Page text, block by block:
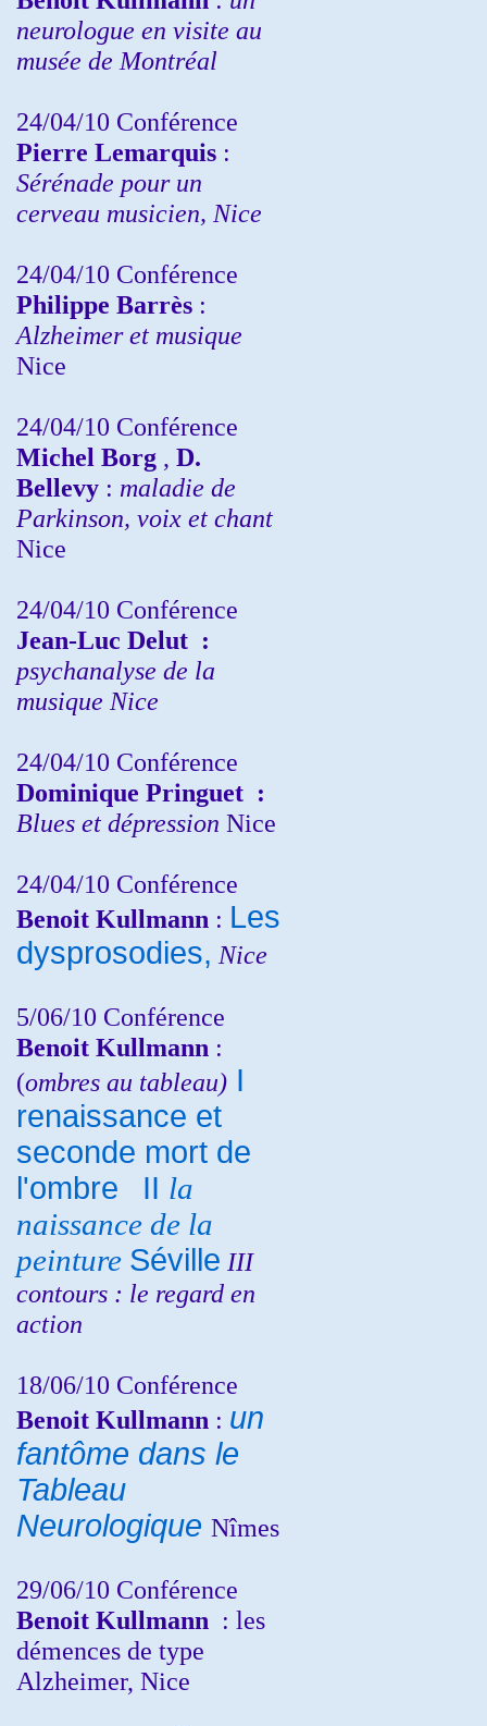
neurologue en visite au
musée de Montréal
24/04/10 Conférence
Pierre Lemarquis :
Sérénade pour un
cerveau musicien, Nice
24/04/10 Conférence
Philippe Barrès :
Alzheimer et musique
Nice
24/04/10 Conférence
Michel Borg , D.
Bellevy : maladie de
Parkinson, voix et chant
Nice
24/04/10 Conférence
Jean-Luc Delut :
psychanalyse de la
musique Nice
24/04/10 Conférence
Dominique Pringuet :
Blues et dépression Nice
24/04/10 Conférence
Benoit Kullmann : Les
dysprosodies, Nice
5/06/10 Conférence
Benoit Kullmann :
(ombres au tableau) I
renaissance et
seconde mort de
l'ombre
II la
naissance de la
peinture Séville III
contours : le regard en
action
18/06/10 Conférence
Benoit Kullmann : un
fantôme dans le
Tableau
Neurologique Nîmes
29/06/10 Conférence
Benoit Kullmann : les
démences de type
Alzheimer, Nice